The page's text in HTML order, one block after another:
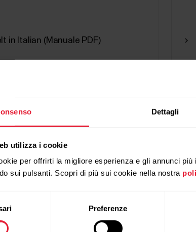
Dettagli
utilizza i cookie
per offrirti la migliore esperienza e gli annunci
sui pulsanti. Scopri di più sui cookie nella nostra
Preferenze
in Italian (Manuale PDF)